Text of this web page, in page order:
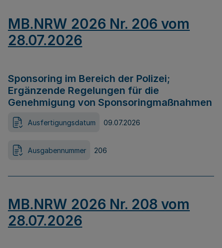
MB.NRW 2026 Nr. 206 vom
28.07.2026
Sponsoring im Bereich der Polizei;
Ergänzende Regelungen für die
Genehmigung von Sponsoringmaßnahmen
Ausfertigungsdatum 09.07.2026
Ausgabennummer 206
MB.NRW 2026 Nr. 208 vom
28.07.2026